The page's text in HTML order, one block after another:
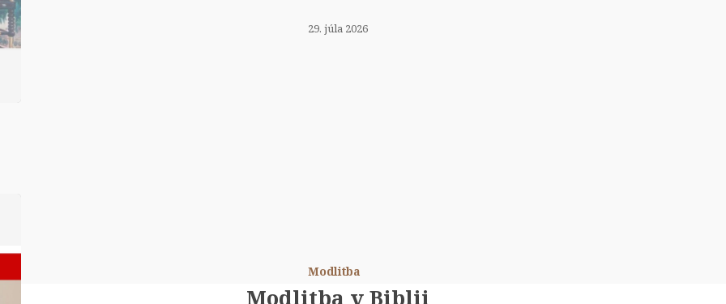
29. júla 2026
Modlitba
Modlitba v Biblii